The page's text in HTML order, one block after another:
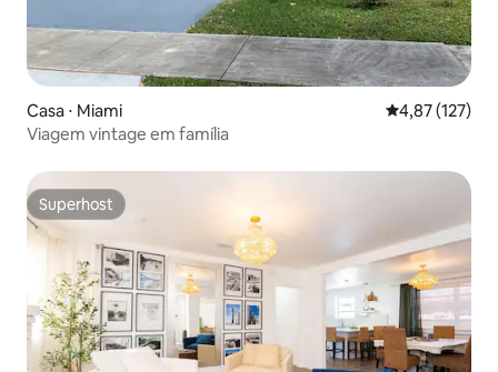
Casa ⋅ Miami 4,87 de uma
4,87 (127)
Viagem vintage em família
Superhost
Superhost